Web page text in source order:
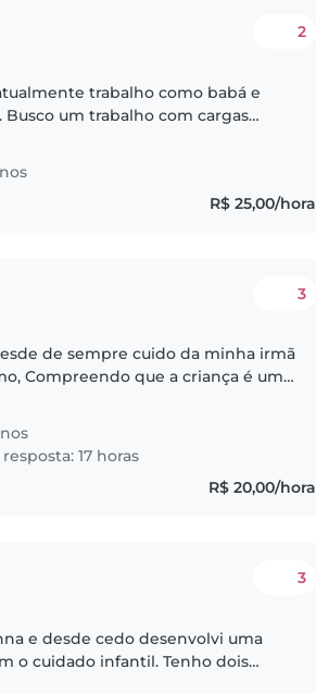
2
trabalho como babá e
Busco um trabalho com cargas
R$ 25,00/hora
3
de sempre cuido da minha irmã
Compreendo que a criança é um
17 horas
R$ 20,00/hora
3
e desde cedo desenvolvi uma
o cuidado infantil. Tenho dois